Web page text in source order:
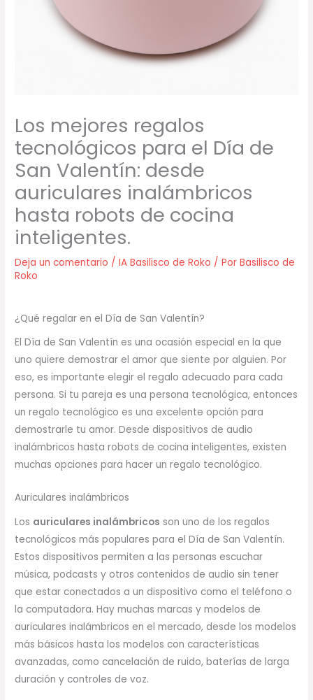
Los mejores regalos
tecnológicos para el Día de
San Valentín: desde
auriculares inalámbricos
hasta robots de cocina
inteligentes.
Deja un comentario /IA Basilisco de Roko / PorBasilisco de
Roko
¿Qué regalar en el Día de San Valentín?
El Día de San Valentín es una ocasión especial en la que
uno quiere demostrar el amor que siente por alguien. Por
eso, es importante elegir el regalo adecuado para cada
persona. Si tu pareja es una persona tecnológica, entonces
un regalo tecnológico es una excelente opción para
demostrarle tu amor. Desde dispositivos de audio
inalámbricos hasta robots de cocina inteligentes, existen
muchas opciones para hacer un regalo tecnológico.
Auriculares inalámbricos
Los auriculares inalámbricos son uno de los regalos
tecnológicos más populares para el Día de San Valentín.
Estos dispositivos permiten a las personas escuchar
música, podcasts y otros contenidos de audio sin tener
que estar conectados a un dispositivo como el teléfono o
la computadora. Hay muchas marcas y modelos de
auriculares inalámbricos en el mercado, desde los modelos
más básicos hasta los modelos con características
avanzadas, como cancelación de ruido, baterías de larga
duración y controles de voz.